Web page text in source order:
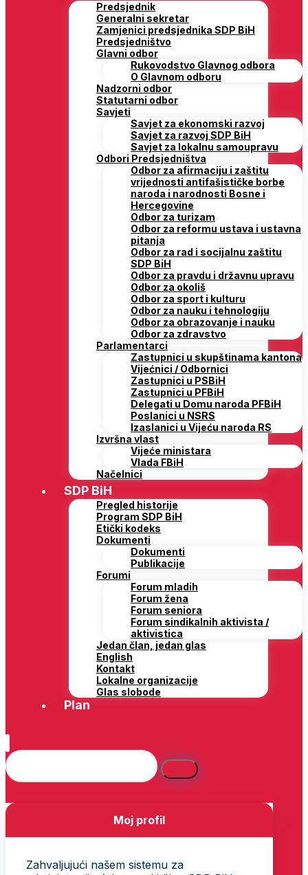
Predsjednik
Generalni sekretar
Zamjenici predsjednika SDP BiH
Predsjedništvo
Glavni odbor
Rukovodstvo Glavnog odbora
O Glavnom odboru
Nadzorni odbor
Statutarni odbor
Savjeti
Savjet za ekonomski razvoj
Savjet za razvoj SDP BiH
Savjet za lokalnu samoupravu
Odbori Predsjedništva
Odbor za afirmaciju i zaštitu
vrijednosti antifašističke borbe
naroda i narodnosti Bosne i
Hercegovine
Odbor za turizam
Odbor za reformu ustava i ustavna
pitanja
Odbor za rad i socijalnu zaštitu
SDP BiH
Odbor za pravdu i državnu upravu
Odbor za okoliš
Odbor za sport i kulturu
Odbor za nauku i tehnologiju
Odbor za obrazovanje i nauku
Odbor za zdravstvo
Parlamentarci
Zastupnici u skupštinama kantona
Vijećnici / Odbornici
Zastupnici u PSBiH
Zastupnici u PFBiH
Delegati u Domu naroda PFBiH
Poslanici u NSRS
Izaslanici u Vijeću naroda RS
Izvršna vlast
Vijeće ministara
Vlada FBiH
Načelnici
SDP BiH
Pregled historije
Program SDP BiH
Etički kodeks
Dokumenti
Dokumenti
Publikacije
Forumi
Forum mladih
Forum žena
Forum seniora
Forum sindikalnih aktivista /
aktivistica
Jedan član, jedan glas
English
Kontakt
Lokalne organizacije
Glas slobode
Plan
Moj profil
Zahvaljujući našem sistemu za